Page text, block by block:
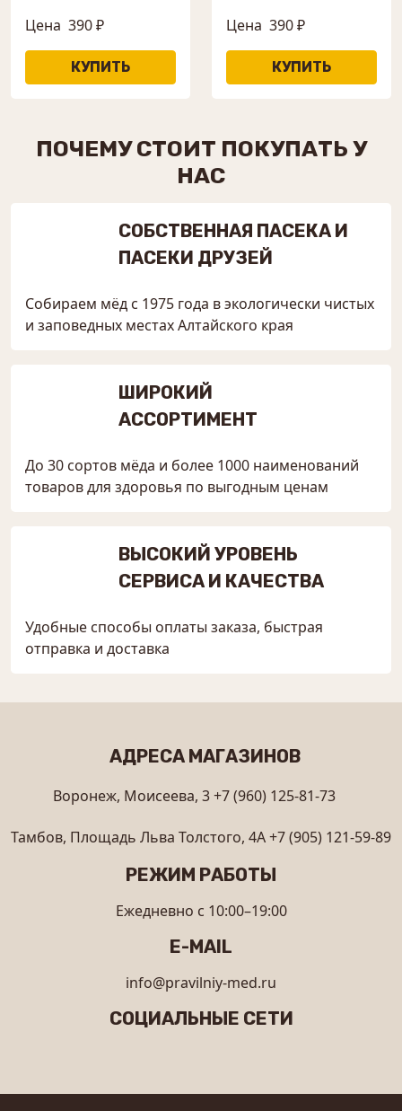
Цена 390 ₽ Цена 390 ₽
ПОЧЕМУ СТОИТ ПОКУПАТЬ У
НАС
СОБСТВЕННАЯ ПАСЕКА И
ПАСЕКИ ДРУЗЕЙ
Собираем мёд с 1975 года в экологически чистых
и заповедных местах Алтайского края
ШИРОКИЙ
АССОРТИМЕНТ
До 30 сортов мёда и более 1000 наименований
товаров для здоровья по выгодным ценам
ВЫСОКИЙ УРОВЕНЬ
СЕРВИСА И КАЧЕСТВА
Удобные способы оплаты заказа, быстрая
отправка и доставка
АДРЕСА МАГАЗИНОВ
Воронеж, Моисеева, 3+7 (960) 125-81-73
Тамбов, Площадь Льва Толстого, 4А+7 (905) 121-59-89
РЕЖИМ РАБОТЫ
Ежедневно с 10:00–19:00
E-MAIL
info@pravilniy-med.ru
СОЦИАЛЬНЫЕ СЕТИ